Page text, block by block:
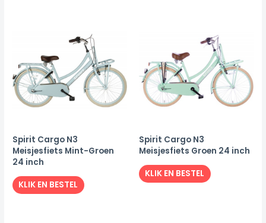
Spirit Cargo N3
Meisjesfiets Mint-Groen
24 inch
KLIK EN BESTEL
Spirit Cargo N3
Meisjesfiets Groen 24 inch
KLIK EN BESTEL